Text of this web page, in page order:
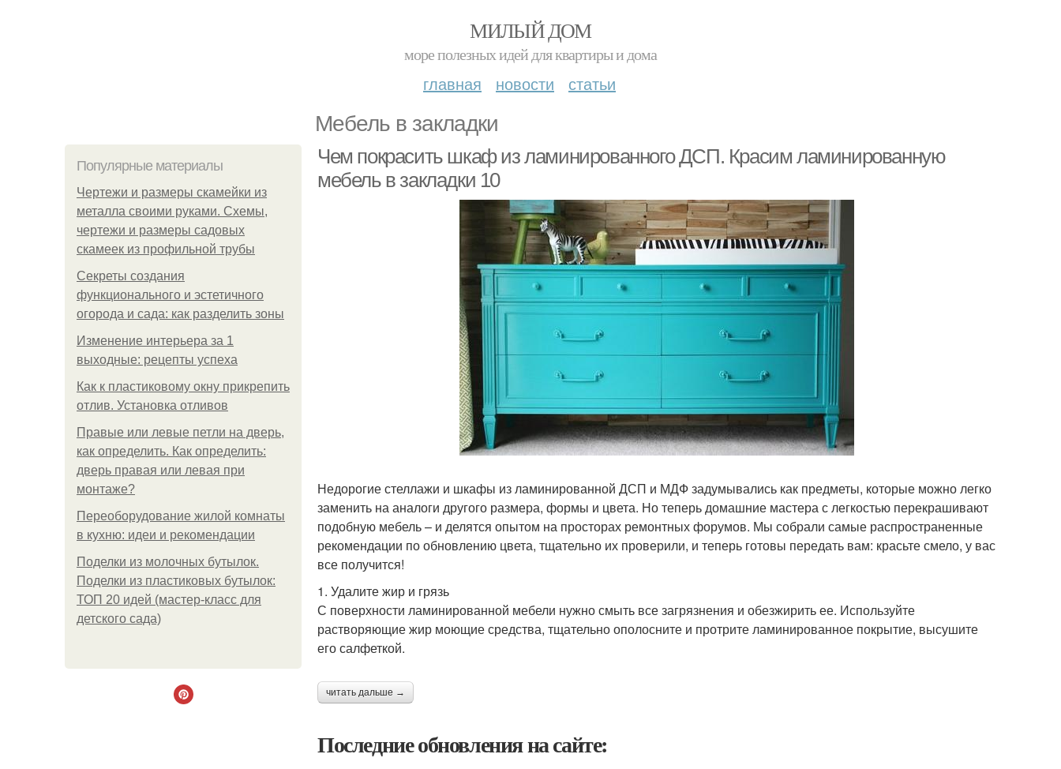
МИЛЫЙ ДОМ
море полезных идей для квартиры и дома
главная новости статьи
Мебель в закладки
Популярные материалы
Чертежи и размеры скамейки из
металла своими руками. Схемы,
чертежи и размеры садовых
скамеек из профильной трубы
Секреты создания
функционального и эстетичного
огорода и сада: как разделить зоны
Изменение интерьера за 1
выходные: рецепты успеха
Как к пластиковому окну прикрепить
отлив. Установка отливов
Правые или левые петли на дверь,
как определить. Как определить:
дверь правая или левая при
монтаже?
Переоборудование жилой комнаты
в кухню: идеи и рекомендации
Поделки из молочных бутылок.
Поделки из пластиковых бутылок:
ТОП 20 идей (мастер-класс для
детского сада)
Чем покрасить шкаф из ламинированного ДСП. Красим ламинированную
мебель в закладки 10
Недорогие стеллажи и шкафы из ламинированной ДСП и МДФ задумывались как предметы, которые можно легко
заменить на аналоги другого размера, формы и цвета. Но теперь домашние мастера с легкостью перекрашивают
подобную мебель – и делятся опытом на просторах ремонтных форумов. Мы собрали самые распространенные
рекомендации по обновлению цвета, тщательно их проверили, и теперь готовы передать вам: красьте смело, у вас
все получится!
1. Удалите жир и грязь
С поверхности ламинированной мебели нужно смыть все загрязнения и обезжирить ее. Используйте
растворяющие жир моющие средства, тщательно ополосните и протрите ламинированное покрытие, высушите
его салфеткой.
читать дальше →
Последние обновления на сайте: